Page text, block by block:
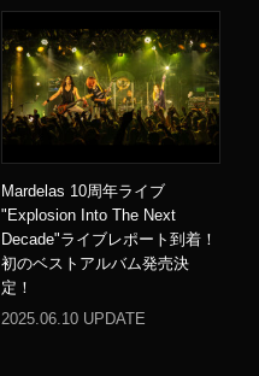
Mardelas 10周年ライブ
"Explosion Into The Next
Decade"ライブレポート到着！
初のベストアルバム発売決
定！
2025.06.10 UPDATE